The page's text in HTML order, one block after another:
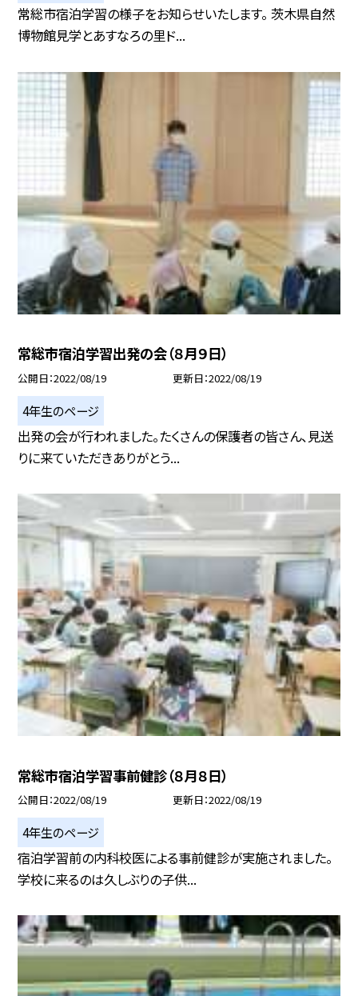
常総市宿泊学習の様子をお知らせいたします。 茨木県自然
博物館見学とあすなろの里ド...
常総市宿泊学習出発の会（８月９日）
公開日 2022/08/19 更新日 2022/08/19
4年生のページ
出発の会が行われました。たくさんの保護者の皆さん、見送
りに来ていただきありがとう...
常総市宿泊学習事前健診（８月８日）
公開日 2022/08/19 更新日 2022/08/19
4年生のページ
宿泊学習前の内科校医による事前健診が実施されました。
学校に来るのは久しぶりの子供...